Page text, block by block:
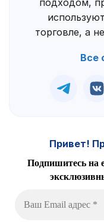
торговле, а
Все
Привет!
Подпишитесь на